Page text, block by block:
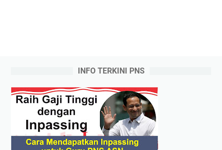
INFO TERKINI PNS